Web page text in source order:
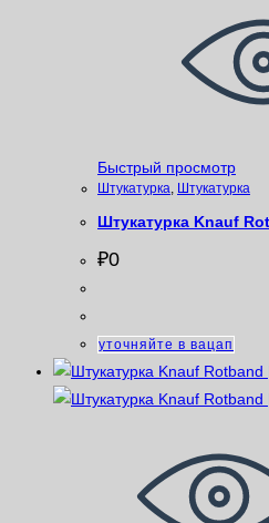
Быстрый просмотр
Штукатурка, Штукатурка
Штукатурка Knauf
₽0
уточняйте в вацап